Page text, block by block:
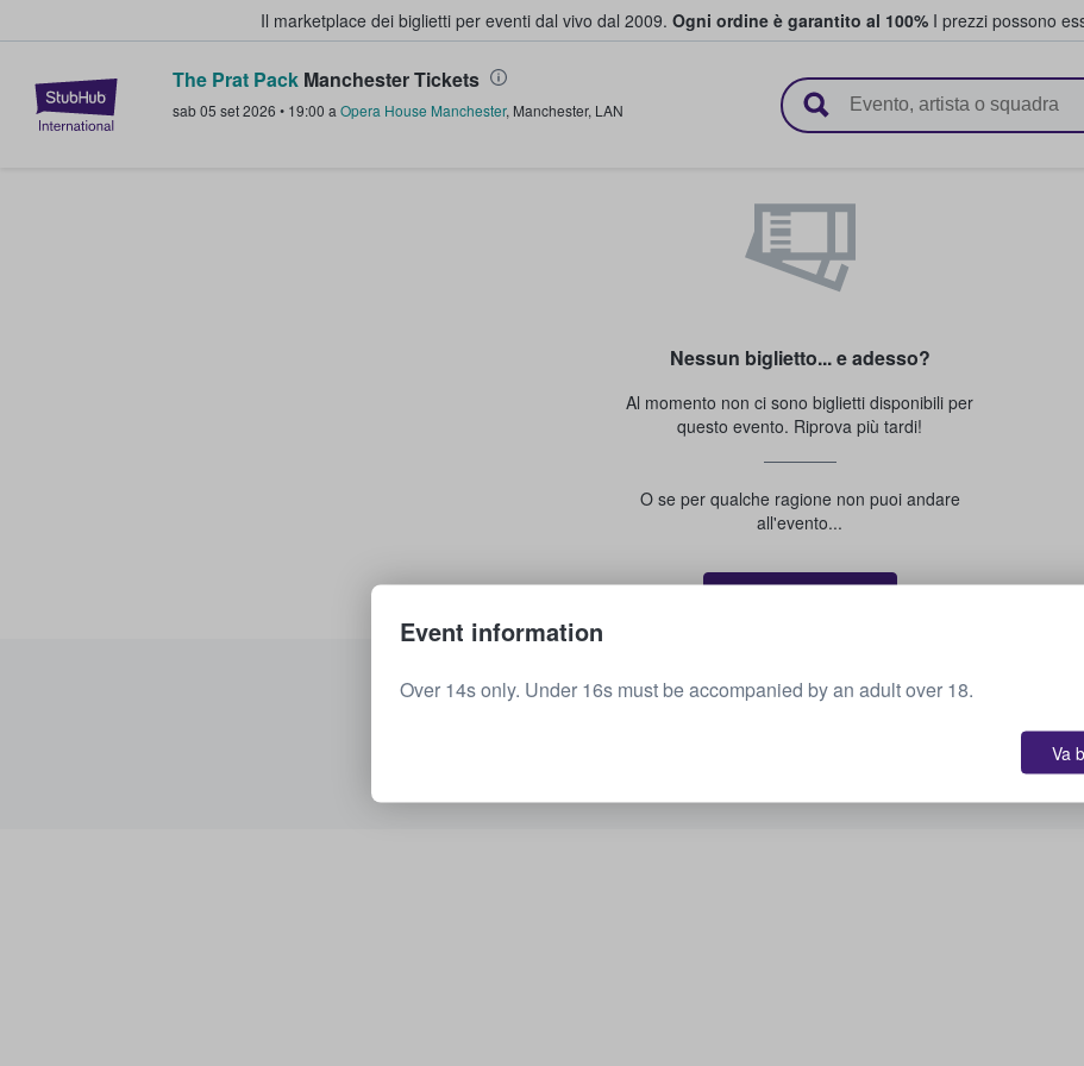
Il marketplace dei biglietti per eventi dal vivo dal 2009. Ogni ordine è garantito al 100% I prezzi possono
StubHub - Dove i fan comprano e vendono biglietti
The Prat Pack Manchester Tickets
sab 05 set 2026 • 19:00 a Opera House Manchester, Manchester, LAN
Nessun biglietto... e adesso?
Al momento non ci sono biglietti disponibili per
questo evento. Riprova più tardi!
O se per qualche ragione non puoi andare
all'evento...
Vedi i prossimi eventi
Event information
Over 14s only. Under 16s must be accompanied by an adult over 18.
Va